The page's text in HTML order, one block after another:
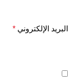
البريد الإلكتروني *